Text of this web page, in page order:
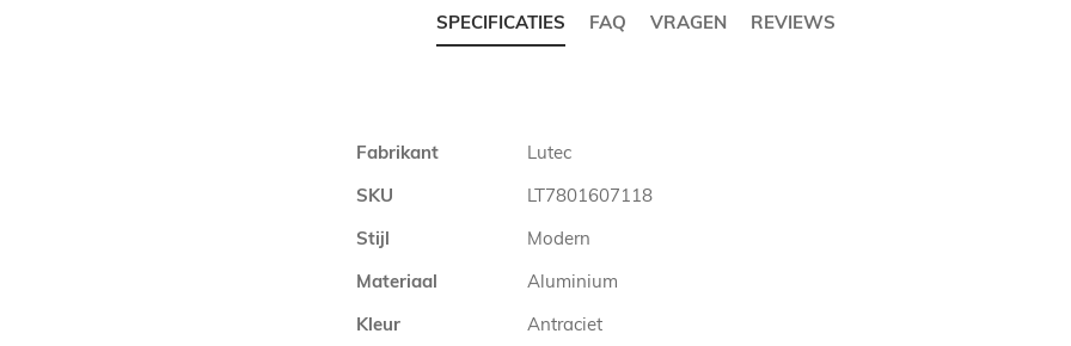
SPECIFICATIES FAQ VRAGEN REVIEWS
Meer
Fabrikant
Lutec
SKU
LT7801607118
Stijl
Modern
Materiaal
Aluminium
Kleur
Antraciet